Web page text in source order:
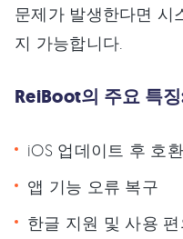
문제가 발생한다면 시
지 가능합니다.
ReiBoot의 주요 특
iOS 업데이트 후 호
앱 기능 오류 복구
한글 지원 및 사용 편